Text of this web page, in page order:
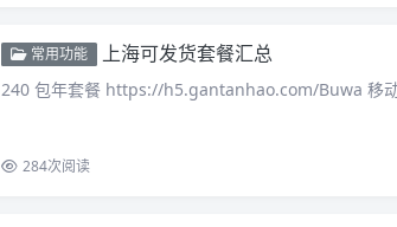
常用功能 上海可发货套餐汇总
240 包年套餐 https://h5.gantanhao.com/Buwa 移
284次阅读